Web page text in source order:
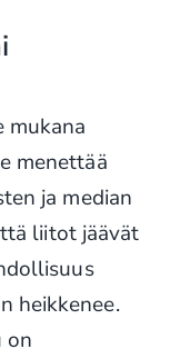
mukana
menettää
ja median
liitot jäävät
heikkenee.
on